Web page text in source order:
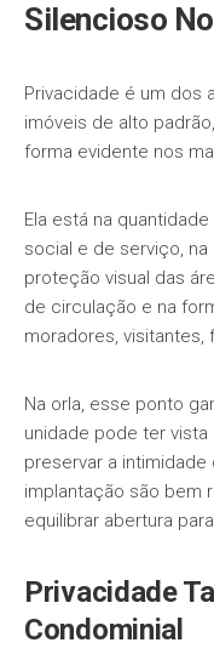
Silencioso
Privacidade é um dos
imóveis de alto
forma evidente nos
Ela está na
social e de serviço,
proteção visual das
de circulação e na
moradores,
Na orla, esse ponto
unidade pode ter
preservar a
implantação são bem
equilibrar abertura
Privacidade
Condominial